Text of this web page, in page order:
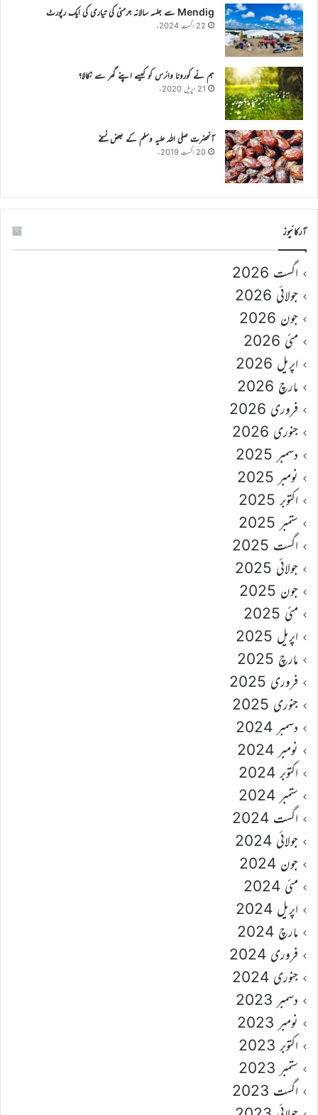
Mendig سے جلسہ سالانہ جرمنی کی تیاری کی ایک رپورٹ
22 اگست 2024ء
ہم نے کورونا وائرس کو کیسے اپنے گھر سے نکالا؟
21 اپریل 2020ء
آنحضرت صلی اللہ علیہ وسلم کے بعض نسخے
20 اگست 2019ء
آرکائیوز
اگست 2026
جولائی 2026
جون 2026
مئی 2026
اپریل 2026
مارچ 2026
فروری 2026
جنوری 2026
دسمبر 2025
نومبر 2025
اکتوبر 2025
ستمبر 2025
اگست 2025
جولائی 2025
جون 2025
مئی 2025
اپریل 2025
مارچ 2025
فروری 2025
جنوری 2025
دسمبر 2024
نومبر 2024
اکتوبر 2024
ستمبر 2024
اگست 2024
جولائی 2024
جون 2024
مئی 2024
اپریل 2024
مارچ 2024
فروری 2024
جنوری 2024
دسمبر 2023
نومبر 2023
اکتوبر 2023
ستمبر 2023
اگست 2023